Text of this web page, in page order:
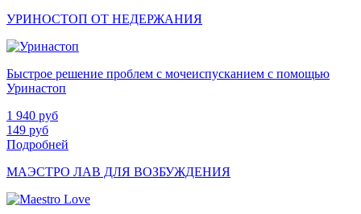
УРИНОСТОП ОТ НЕДЕРЖАНИЯ
Быстрое решение проблем с мочеиспусканием с помощью
Уринастоп
1 940 руб
149 руб
Подробней
МАЭСТРО ЛАВ ДЛЯ ВОЗБУЖДЕНИЯ